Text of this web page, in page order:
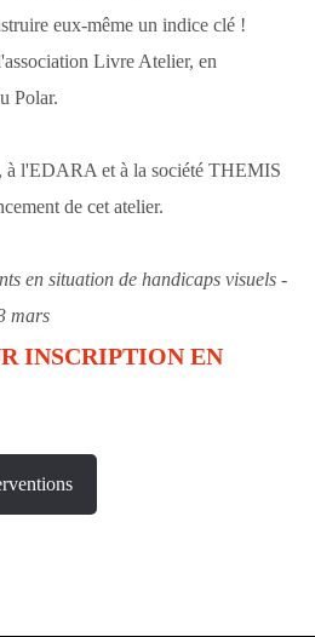
eux-même un indice clé !
Livre Atelier, en
Polar.
à l'EDARA et à la société THEMIS
de cet atelier.
en situation de handicaps visuels -
mars
INSCRIPTION EN